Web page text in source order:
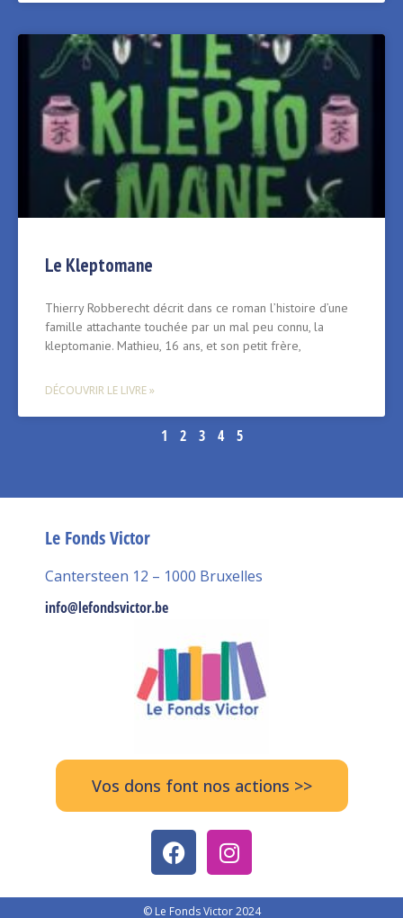
Le Kleptomane
Thierry Robberecht décrit dans ce roman l’histoire d’une
famille attachante touchée par un mal peu connu, la
kleptomanie. Mathieu, 16 ans, et son petit frère,
DÉCOUVRIR LE LIVRE »
1 2 3 4 5
Le Fonds Victor
Cantersteen 12 – 1000 Bruxelles
info@lefondsvictor.be
Vos dons font nos actions >>
© Le Fonds Victor 2024